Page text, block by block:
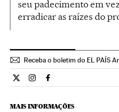
seu padecimento em
erradicar as raízes do
Receba o boletim do EL PAÍS
Cultura El País Brasil en Twitter
Cultura El País Brasil en
Cultura El País Brasil
MAIS INFORMAÇÕES